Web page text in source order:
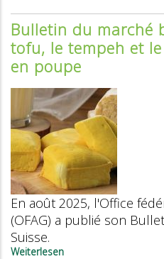
Bio-
Marktbericht:
Tofu,
Tempeh
und
boomen
Bulletin du marché
tofu, le tempeh et
en poupe
En août 2025, l'Office
(OFAG) a publié son
Suisse.
Weiterlesen